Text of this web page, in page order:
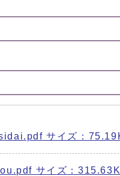
サイズ：
サイズ：